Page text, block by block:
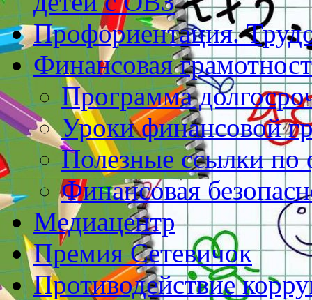
Профориентация.
Финансовая
Программа
Уроки финансовой
Полезные ссылки по
Финансовая
Медиацентр
Премия Сетевичок
Противодействие